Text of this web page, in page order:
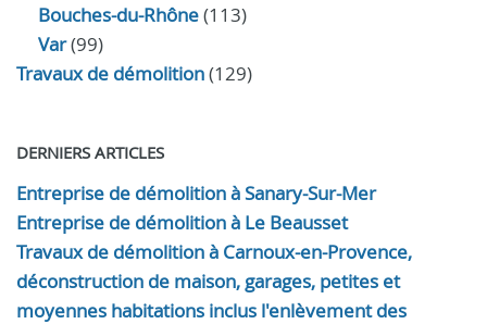
Bouches-du-Rhône(113)
Var(99)
Travaux de démolition(129)
DERNIERS ARTICLES
Entreprise de démolition à Sanary-Sur-Mer
Entreprise de démolition à Le Beausset
Travaux de démolition à Carnoux-en-Provence,
déconstruction de maison, garages, petites et
moyennes habitations inclus l'enlèvement des